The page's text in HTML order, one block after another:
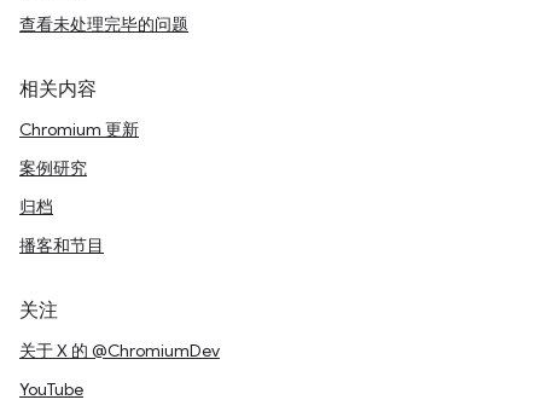
查看未处理完毕的问题
相关内容
Chromium 更新
案例研究
归档
播客和节目
关注
关于 X 的 @ChromiumDev
YouTube